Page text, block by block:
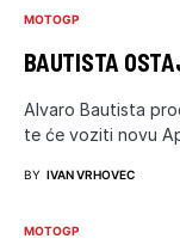
MOTOGP
BAUTISTA
Alvaro Bautista
te će voziti novu
BY IVAN VRHOVEC
MOTOGP